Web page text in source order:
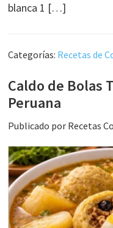
blanca 1 […]
Categorías: Recetas de
Caldo de Bolas
Peruana
Publicado por Recetas